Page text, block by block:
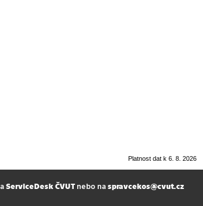
Platnost dat k 6. 8. 2026
ServiceDesk ČVUTnebo naspravcekos@cvut.cz